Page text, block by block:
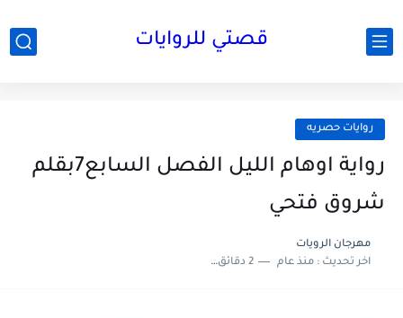
قصتي للروايات
روايات حصريه
رواية اوهام الليل الفصل السابع7بقلم
شروق فتحي
مهرجان الرويات
اخر تحديث :منذ عام 2 دقائق للقراءة